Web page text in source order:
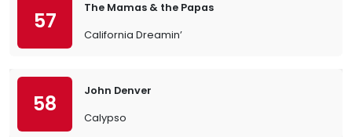
57
The Mamas & the Papas
California Dreamin’
58
John Denver
Calypso